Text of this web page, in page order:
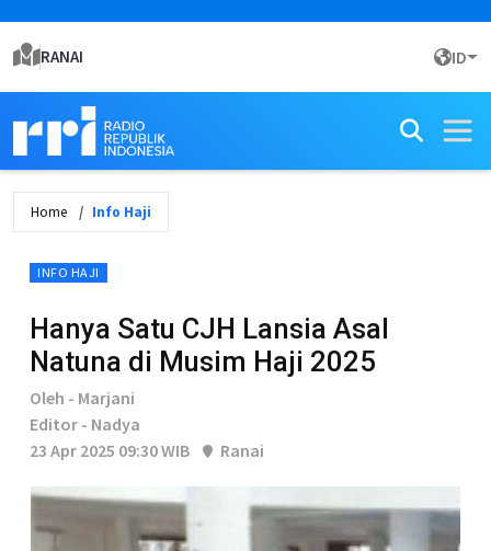
RANAI ID
Home Info Haji
INFO HAJI
Hanya Satu CJH Lansia Asal
Natuna di Musim Haji 2025
Oleh - Marjani
Editor - Nadya
23 Apr 2025 09:30 WIB
Ranai